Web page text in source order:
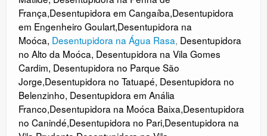
França,Desentupidora em Cangaíba,Desentupidora
em Engenheiro Goulart,Desentupidora na
Moóca, Desentupidora na Água Rasa, Desentupidora
no Alto da Moóca, Desentupidora na Vila Gomes
Cardim, Desentupidora no Parque São
Jorge,Desentupidora no Tatuapé, Desentupidora no
Belenzinho, Desentupidora em Anália
Franco,Desentupidora na Moóca Baixa,Desentupidora
no Canindé,Desentupidora no Pari,Desentupidora na